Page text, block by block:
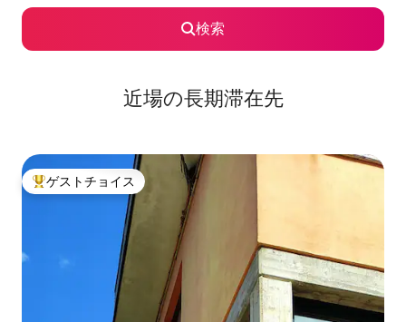
検索
近場の長期滞在先
大好評のゲストチョイスです。
ゲストチョイス